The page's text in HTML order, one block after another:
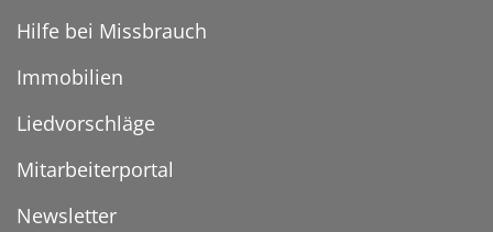
Hilfe bei Missbrauch
Immobilien
Liedvorschläge
Mitarbeiterportal
Newsletter